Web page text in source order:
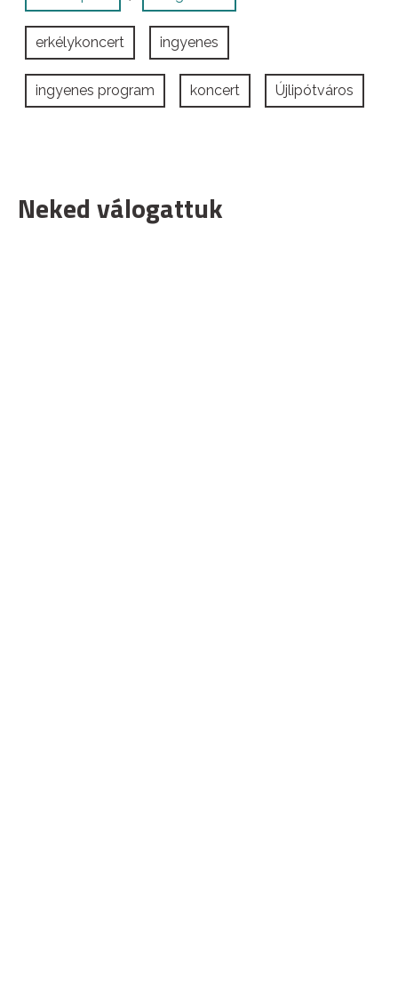
erkélykoncert ingyenes
ingyenes program koncert Újlipótváros
Neked válogattuk